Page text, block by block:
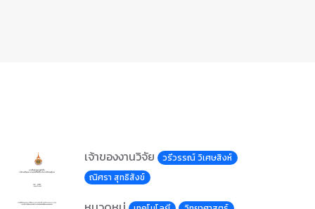
เจ้าของงานวิจัย
วรีวรรณ์ วิเศษสิงห์
ณิศรา สุทธิสังข์